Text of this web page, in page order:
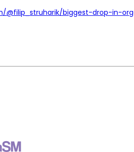
@filip_struharik/biggest-drop-in-